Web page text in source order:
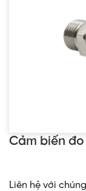
Cảm biến
Liên hệ với